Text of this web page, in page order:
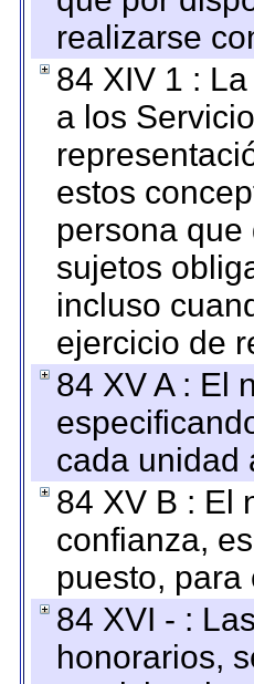
realizarse
84 XIV 1 :
a los
estos
persona
sujetos
incluso
ejercicio de
84 XV A : El
cada unidad
84 XV B : El
confianza,
puesto,
84 XVI - :
honorarios,